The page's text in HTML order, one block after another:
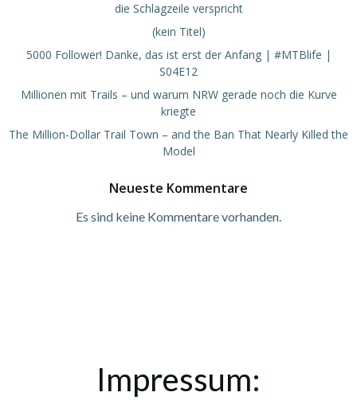
die Schlagzeile verspricht
(kein Titel)
5000 Follower! Danke, das ist erst der Anfang | #MTBlife |
S04E12
Millionen mit Trails – und warum NRW gerade noch die Kurve
kriegte
The Million-Dollar Trail Town – and the Ban That Nearly Killed the
Model
Neueste Kommentare
Es sind keine Kommentare vorhanden.
Impressum: